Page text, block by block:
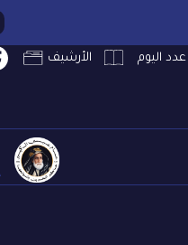
الأرشيف